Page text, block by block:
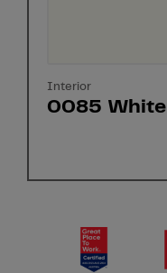
Interior
0085 White